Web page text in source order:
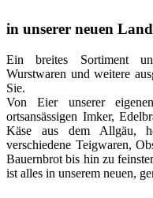
in unserer neuen
Ein breites Sortiment
Wurstwaren und weitere
Sie.
Von Eier unserer
ortsansässigen Imker,
Käse aus dem Allgäu,
verschiedene Teigwaren,
Bauernbrot bis hin zu
ist alles in unserem neuen,